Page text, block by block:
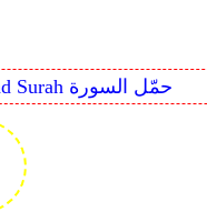
Download Surah حمّل السورة